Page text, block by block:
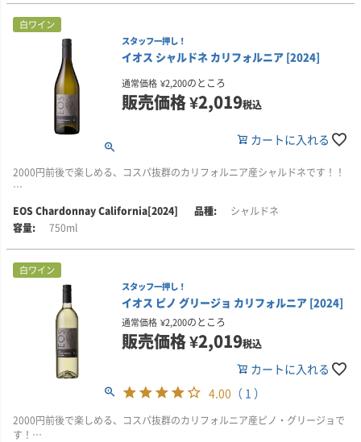
このワインは、チェリー、ボイズンベリー、ブラックベリーに、タバコを思
わせるスパイスのニュアンスが重なる、魅力的な香りで幕を開けます。口に
含むと、ラズベリー、アールグレイティー、プラム、カルダモン、ココアを
思わせる風味が広がり、力強いタンニンが味わいを支えます。フィニッシュ
はなめらかで、ヴェルヴェットのように柔らかな印象です。
pH3.55。総酸度5.6g/L。アルコール度数14.5％。
■ヴィンテージについて
2024年の生育期は、長く雨の多い休眠期のあと、穏やかな春を迎えたことが
特徴です。これによりブドウは健やかに生育し、長い成熟期間を確保するこ
とができました。その結果、フレッシュな酸と力強い骨格を備え、熟成ポテ
■栽培について
イオスでは、「偉大なワインは、偉大な果実なしには造れない」と考えてい
このワインには、カリフォルニア州レイク郡、ソノマ郡、セントラル・コー
ストなど、カリフォルニア有数のブドウ産地にある良質な畑のブドウが使わ
れています。これらの地域は地理的な多様性に富み、それぞれに異なる微気
候を備えています。その個性が、ワインにユニークなアロマ、フレーバー、
質感をもたらしています。
■イオスについて
イオスは、1980年代にイタリアから移住した、アルシエロ兄弟によってパ
ソ・ロブレスに創設され、大きな成功を収めたワイナリーです。2010年には
ビル・フォーリー率いるフォーリー・ファミリー・ワインズの一員となり、
新たな時代を迎えました。
白ワイン
スタッフ一押し！
イオス シャルドネ カリフォルニア [2024]
通常価格 ¥2,200のところ
販売価格¥2,019税込
カートに入れる
2000円前後で楽しめる、コスパ抜群のカリフォルニア産シャルドネです！！
このワインは、洋梨、ブラウンスパイス、ベルガモットオレンジ、バターク
リームを思わせる香りから始まります。口に含むと、ナツメグやトフィー、
■ヴィンテージについて
2024年の生育期は、長く多雨の休眠期のあとに穏やかな春が訪れたことが特
徴です。このおかげで、ブドウは健全に育ち、ゆっくりとした成熟期を迎え
ることができました。結果として、アルコール度数は抑えられ、酸が高く、
力強い骨格を備えたワインが生まれています。優れた熟成ポテンシャルを期
待できるヴィンテージです。
イオスでは、「偉大なワインは偉大な果実なしには造れない」と考えていま
す。カリフォルニア州のレイク郡、ソノマ郡、セントラル・コースト地域な
ど、有数のブドウ産地にある良質な畑からブドウを調達しています。これら
EOS Chardonnay California[2024]
シャルドネ
750ml
白ワイン
スタッフ一押し！
イオス ピノ グリージョ カリフォルニア [2024]
通常価格 ¥2,200のところ
販売価格¥2,019税込
カートに入れる
4.00 （ 1 ）
2000円前後で楽しめる、コスパ抜群のカリフォルニア産ピノ・グリージョで
す！